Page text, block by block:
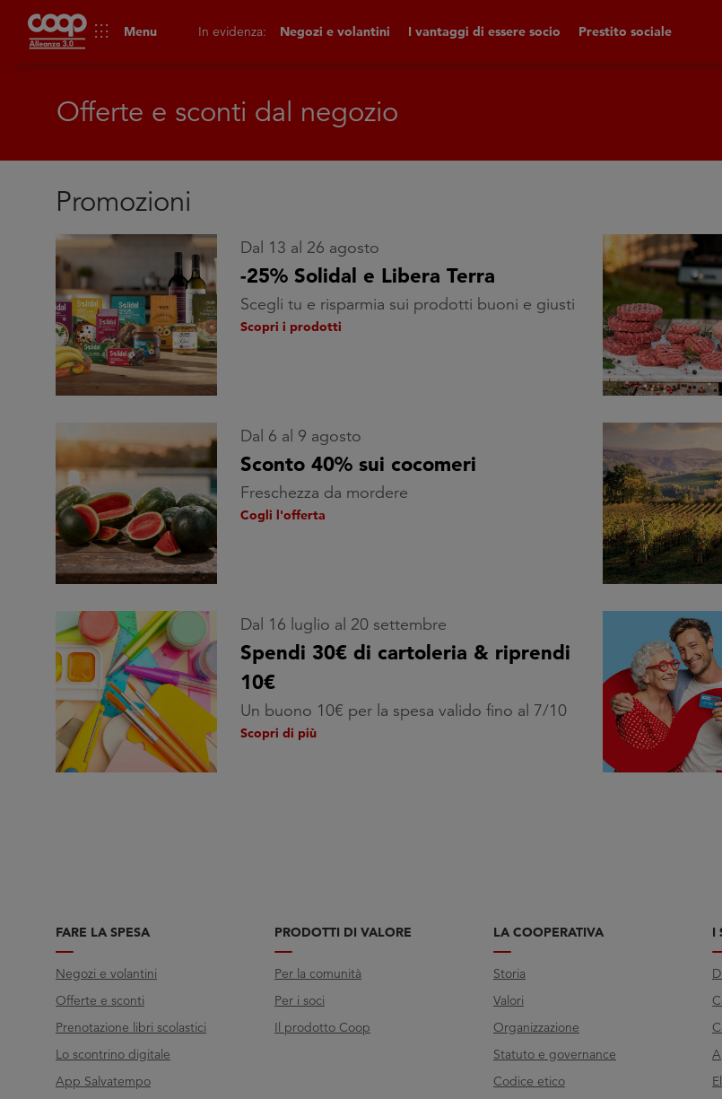
apps Menu In evidenza: Negozi e volantini I vantaggi di essere socio Prestito sociale
Offerte e sconti dal negozio
Promozioni
Dal 13 al 26 agosto
-25% Solidal e Libera Terra
Scegli tu e risparmia sui prodotti buoni e giusti
Scopri i prodotti
Dal 6 al 9 agosto
Sconto 40% sui cocomeri
Freschezza da mordere
Cogli l'offerta
Dal 16 luglio al 20 settembre
Spendi 30€ di cartoleria & riprendi
10€
Un buono 10€ per la spesa valido fino al 7/10
Scopri di più
FARE LA SPESA
Negozi e volantini
Offerte e sconti
Prenotazione libri scolastici
Lo scontrino digitale
App Salvatempo
PRODOTTI DI VALORE
Per la comunità
Per i soci
Il prodotto Coop
LA COOPERATIVA
Storia
Valori
Organizzazione
Statuto e governance
Codice etico
I